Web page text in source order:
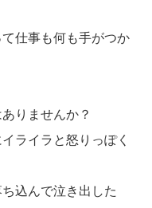
て仕事も何も手がつか
りませんか？
ライラと怒りっぽく
込んで泣き出した